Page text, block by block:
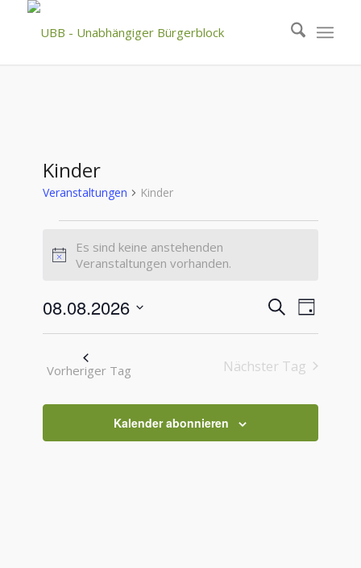
Kinder
Veranstaltungen Kinder
für
8,
2026
Hinweis
Es sind keine anstehenden
Veranstaltungen vorhanden.
Suche
und
SucheTag
08.08.2026
Vorheriger Tag Nächster Tag
Kalender abonnieren